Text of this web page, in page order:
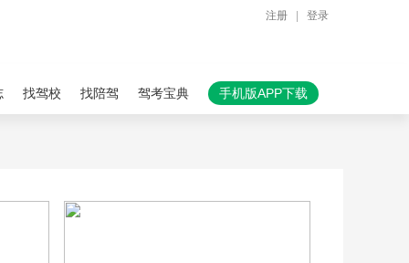
注册 登录
找驾校 找陪驾 驾考宝典 手机版APP下载